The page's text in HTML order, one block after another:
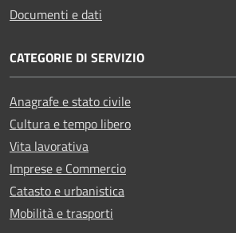
Documenti e dati
CATEGORIE DI SERVIZIO
Anagrafe e stato civile
Cultura e tempo libero
Vita lavorativa
Imprese e Commercio
Catasto e urbanistica
Mobilità e trasporti